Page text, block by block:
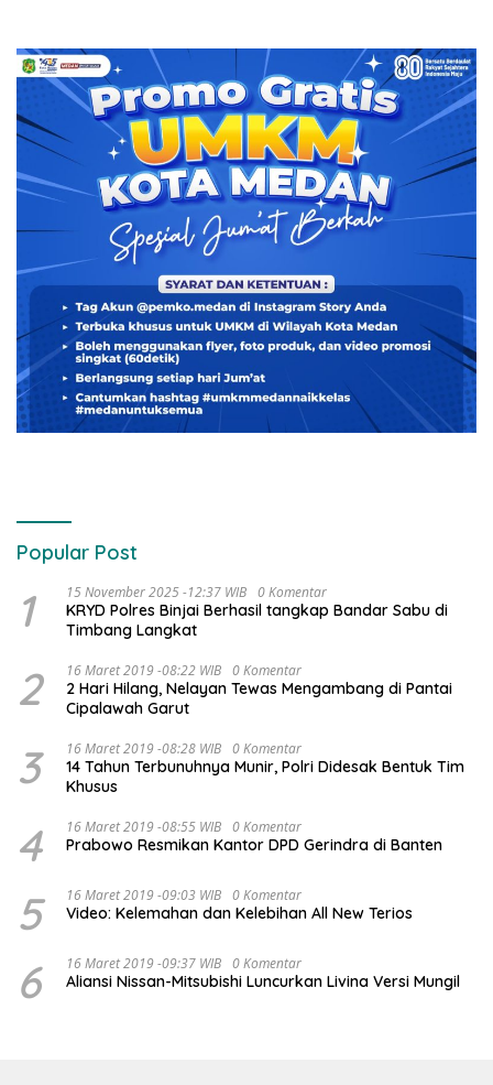
Popular Post
1 15 November 2025 -12:37 WIB 0 Komentar
KRYD Polres Binjai Berhasil tangkap Bandar Sabu di
Timbang Langkat
2 16 Maret 2019 -08:22 WIB 0 Komentar
2 Hari Hilang, Nelayan Tewas Mengambang di Pantai
Cipalawah Garut
3 16 Maret 2019 -08:28 WIB 0 Komentar
14 Tahun Terbunuhnya Munir, Polri Didesak Bentuk Tim
Khusus
4 16 Maret 2019 -08:55 WIB 0 Komentar
Prabowo Resmikan Kantor DPD Gerindra di Banten
5 16 Maret 2019 -09:03 WIB 0 Komentar
Video: Kelemahan dan Kelebihan All New Terios
6 16 Maret 2019 -09:37 WIB 0 Komentar
Aliansi Nissan-Mitsubishi Luncurkan Livina Versi Mungil